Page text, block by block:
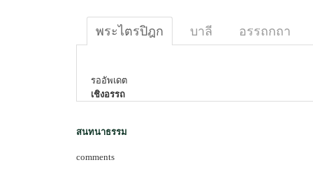
พระไตรปิฎก บาลี อรรถกถา
รออัพเดต
เชิงอรรถ
สนทนาธรรม
comments